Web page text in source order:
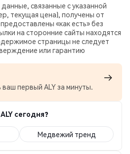
связанные с указанной
текущая цена), получены от
«как есть» без
на сторонние сайты находятся
страницы не следует
или гарантию
ваш первый ALY за минуты.
сегодня?
Медвежий тренд